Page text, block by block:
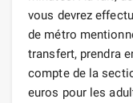
vous devrez
de métro
transfert, prendra
compte de la
euros pour les